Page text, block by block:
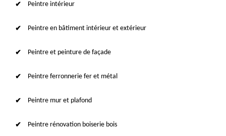
Peintre intérieur
Peintre en bâtiment intérieur et extérieur
Peintre et peinture de façade
Peintre ferronnerie fer et métal
Peintre mur et plafond
Peintre rénovation boiserie bois